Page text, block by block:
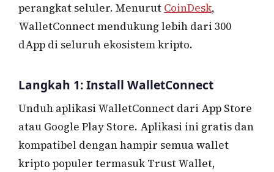
perangkat seluler. Menurut CoinDesk,
WalletConnect mendukung lebih dari 300
dApp di seluruh ekosistem kripto.
Langkah 1: Install WalletConnect
Unduh aplikasi WalletConnect dari App Store
atau Google Play Store. Aplikasi ini gratis dan
kompatibel dengan hampir semua wallet
kripto populer termasuk Trust Wallet,